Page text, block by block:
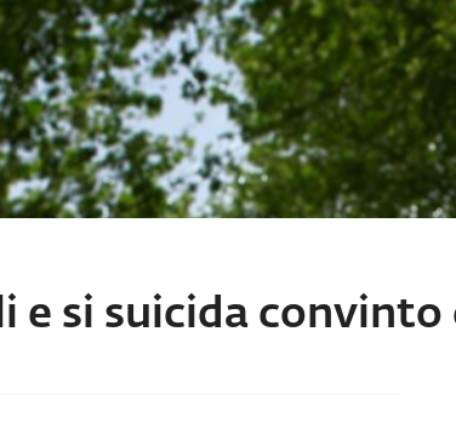
e si suicida